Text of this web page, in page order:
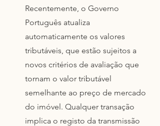
Recentemente, o Governo
Português atualiza
automaticamente os valores
tributáveis, que estão sujeitos a
novos critérios de avaliação que
tornam o valor tributável
semelhante ao preço de mercado
do imóvel. Qualquer transação
implica o registo da transmissão